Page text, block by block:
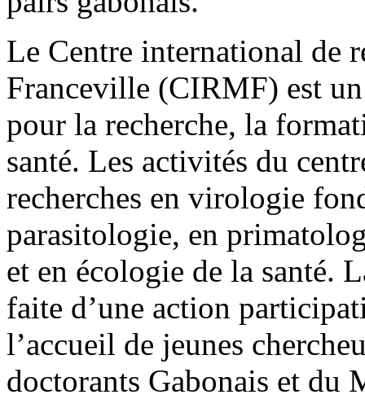
Le Centre international de
Franceville (CIRMF) est
pour la recherche, la
santé. Les activités du
recherches en virologie
parasitologie, en
et en écologie de la santé.
faite d’une action
l’accueil de jeunes
doctorants Gabonais et du